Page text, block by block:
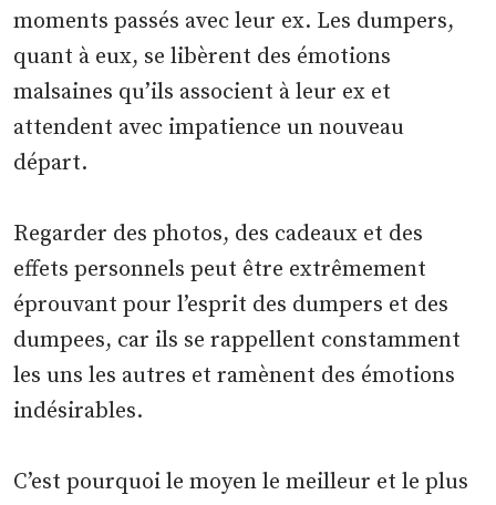
moments passés avec leur ex. Les dumpers,
quant à eux, se libèrent des émotions
malsaines qu’ils associent à leur ex et
attendent avec impatience un nouveau
départ.
Regarder des photos, des cadeaux et des
effets personnels peut être extrêmement
éprouvant pour l’esprit des dumpers et des
dumpees, car ils se rappellent constamment
les uns les autres et ramènent des émotions
indésirables.
C’est pourquoi le moyen le meilleur et le plus